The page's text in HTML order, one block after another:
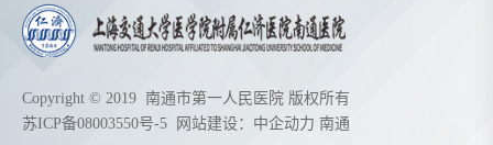
Copyright © 2019 南通市第一人民医院 版权所有
苏ICP备08003550号-5 网站建设： 中企动力 南通